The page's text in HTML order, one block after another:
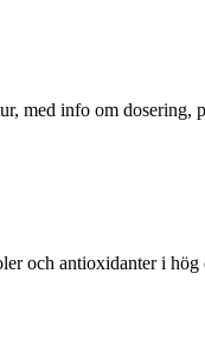
med info om
och antioxidanter i